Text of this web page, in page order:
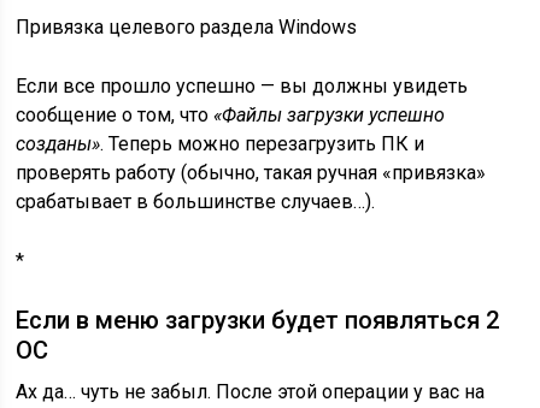
Привязка целевого раздела Windows
Если все прошло успешно — вы должны увидеть
сообщение о том, что«Файлы загрузки успешно
созданы». Теперь можно перезагрузить ПК и
проверять работу (обычно, такая ручная «привязка»
срабатывает в большинстве случаев…).
*
Если в меню загрузки будет появляться 2
ОС
Ах да… чуть не забыл. После этой операции у вас на